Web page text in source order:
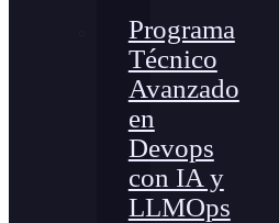
Programa
Técnico
Avanzado
en
Devops
con IA y
LLMOps